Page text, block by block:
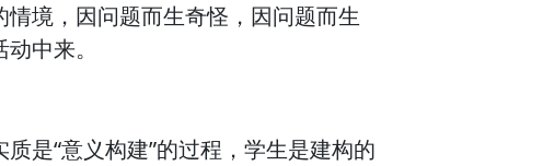
境，因问题而生奇怪，因问题而生
中来。
是“意义构建”的过程，学生是建构的